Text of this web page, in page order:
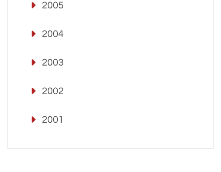
2005
2004
2003
2002
2001